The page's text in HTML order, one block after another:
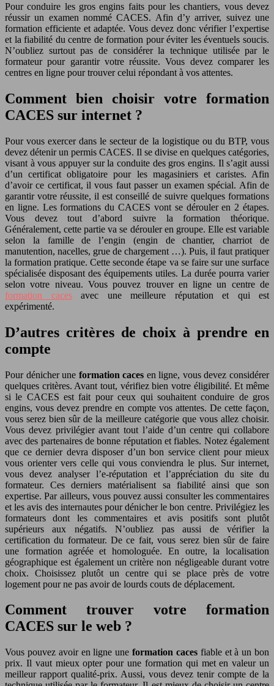
Pour conduire les gros engins faits pour les chantiers, vous devez
réussir un examen nommé CACES. Afin d’y arriver, suivez une
formation efficiente et adaptée. Vous devez donc vérifier l’expertise
et la fiabilité du centre de formation pour éviter les éventuels soucis.
N’oubliez surtout pas de considérer la technique utilisée par le
formateur pour garantir votre réussite. Vous devez comparer les
centres en ligne pour trouver celui répondant à vos attentes.
Comment bien choisir votre formation
CACES sur internet ?
Pour vous exercer dans le secteur de la logistique ou du BTP, vous
devez détenir un permis CACES. Il se divise en quelques catégories,
visant à vous appuyer sur la conduite des gros engins. Il s’agit aussi
d’un certificat obligatoire pour les magasiniers et caristes. Afin
d’avoir ce certificat, il vous faut passer un examen spécial. Afin de
garantir votre réussite, il est conseillé de suivre quelques formations
en ligne. Les formations du CACES vont se dérouler en 2 étapes.
Vous devez tout d’abord suivre la formation théorique.
Généralement, cette partie va se dérouler en groupe. Elle est variable
selon la famille de l’engin (engin de chantier, charriot de
manutention, nacelles, grue de chargement …). Puis, il faut pratiquer
la formation pratique. Cette seconde étape va se faire sur une surface
spécialisée disposant des équipements utiles. La durée pourra varier
selon votre niveau. Vous pouvez trouver en ligne un centre de
formation cacesavec une meilleure réputation et qui est
expérimenté.
D’autres critères de choix à prendre en
compte
Pour dénicher une formation caces en ligne, vous devez considérer
quelques critères. Avant tout, vérifiez bien votre éligibilité. Et même
si le CACES est fait pour ceux qui souhaitent conduire de gros
engins, vous devez prendre en compte vos attentes. De cette façon,
vous serez bien sûr de la meilleure catégorie que vous allez choisir.
Vous devez privilégier avant tout l’aide d’un centre qui collabore
avec des partenaires de bonne réputation et fiables. Notez également
que ce dernier devra disposer d’un bon service client pour mieux
vous orienter vers celle qui vous conviendra le plus. Sur internet,
vous devez analyser l’e-réputation et l’appréciation du site du
formateur. Ces derniers matérialisent sa fiabilité ainsi que son
expertise. Par ailleurs, vous pouvez aussi consulter les commentaires
et les avis des internautes pour dénicher le bon centre. Privilégiez les
formateurs dont les commentaires et avis positifs sont plutôt
supérieurs aux négatifs. N’oubliez pas aussi de vérifier la
certification du formateur. De ce fait, vous serez bien sûr de faire
une formation agréée et homologuée. En outre, la localisation
géographique est également un critère non négligeable durant votre
choix. Choisissez plutôt un centre qui se place près de votre
logement pour ne pas avoir de lourds couts de déplacement.
Comment trouver votre formation
CACES sur le web ?
Vous pouvez avoir en ligne une formation caces fiable et à un bon
prix. Il vaut mieux opter pour une formation qui met en valeur un
meilleur rapport qualité-prix. Aussi, vous devez tenir compte de la